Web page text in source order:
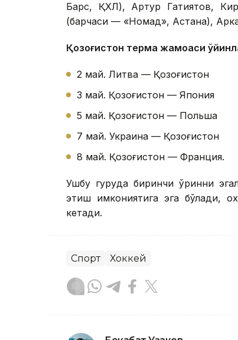
Барс, ҚХЛ), Артур Гатиятов,
(барчаси — «Номад», Астана),
Қозоғистон терма жамоаси
2 май. Литва — Қозоғистон
3 май. Қозоғистон — Япония
5 май. Қозоғистон — Польша
7 май. Украина — Қозоғистон
8 май. Қозоғистон — Франция.
Ушбу гуруҳда биринчи ўринни
этиш имкониятига эга бўлади,
кетади.
Спорт Хоккей